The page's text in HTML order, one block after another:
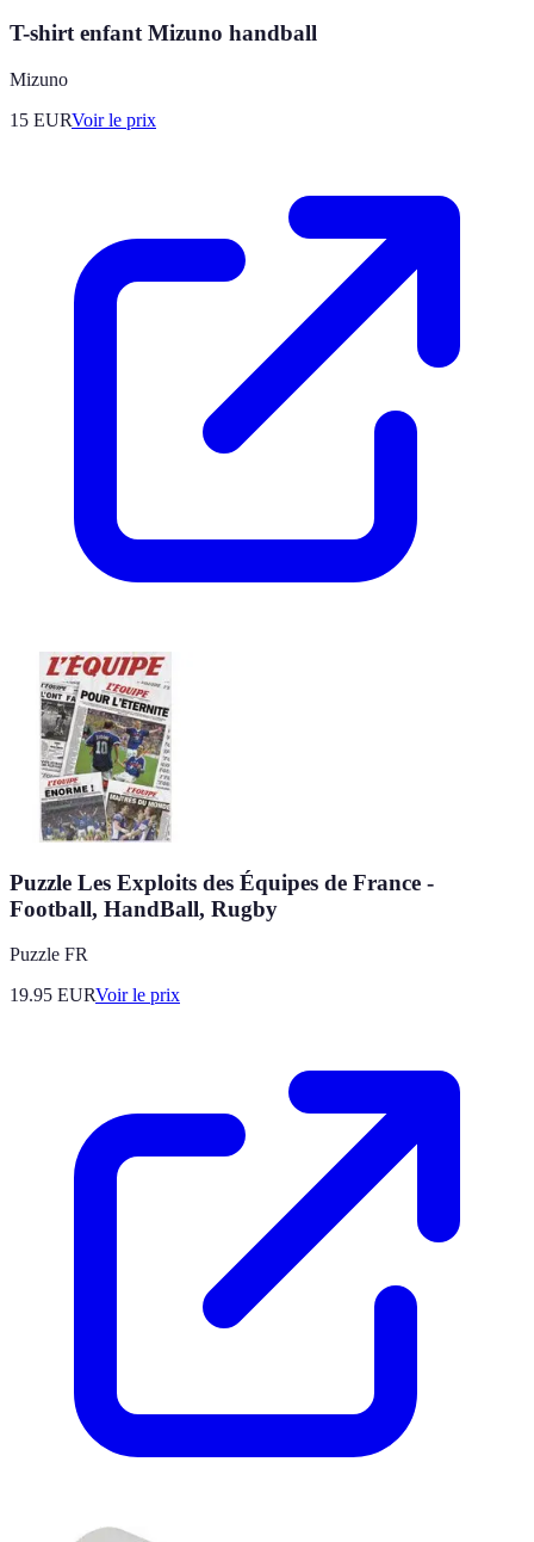
T-shirt enfant Mizuno handball
Mizuno
15 EURVoir le prix
Puzzle Les Exploits des Équipes de France -
Football, HandBall, Rugby
Puzzle FR
19.95 EURVoir le prix